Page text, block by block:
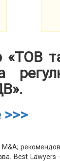
«ТОВ
>>>
M&A;
Best Lawyers